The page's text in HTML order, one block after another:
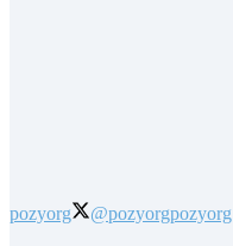
pozyorg @pozyorgpozyorg